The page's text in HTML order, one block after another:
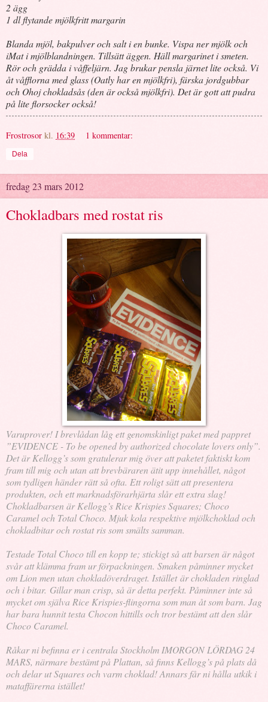
2 ägg
1 dl flytande mjölkfritt margarin
Blanda mjöl, bakpulver och salt i en bunke. Vispa ner mjölk och
iMat i mjölblandningen. Tillsätt äggen. Häll margarinet i smeten.
Rör och grädda i våffeljärn. Jag brukar pensla järnet lite också. Vi
åt våfflorna med glass (Oatly har en mjölkfri), färska jordgubbar
och Ohoj chokladsås (den är också mjölkfri). Det är gott att pudra
på lite florsocker också!
Frostrosor kl. 16:39 1 kommentar:
Dela
fredag 23 mars 2012
Chokladbars med rostat ris
Varuprover! I brevlådan låg ett genomskinligt paket med pappret
”EVIDENCE - To be opened by authorized chocolate lovers only”.
Det är Kellogg’s som gratulerar mig över att paketet faktiskt kom
fram till mig och utan att brevbäraren ätit upp innehållet, något
som tydligen händer rätt så ofta. Ett roligt sätt att presentera
produkten, och ett marknadsförarhjärta slår ett extra slag!
Chokladbarsen är Kellogg’s Rice Krispies Squares; Choco
Caramel och Total Choco. Mjuk kola respektive mjölkchoklad och
chokladbitar och rostat ris som smälts samman.
Testade Total Choco till en kopp te; stickigt så att barsen är något
svår att klämma fram ur förpackningen. Smaken påminner mycket
om Lion men utan chokladöverdraget. Istället är chokladen ringlad
och i bitar. Gillar man crisp, så är detta perfekt. Påminner inte så
mycket om själva Rice Krispies-flingorna som man åt som barn. Jag
har bara hunnit testa Chocon hittills och tror bestämt att den slår
Choco Caramel.
Råkar ni befinna er i centrala Stockholm IMORGON LÖRDAG 24
MARS, närmare bestämt på Plattan, så finns Kellogg’s på plats då
och delar ut Squares och varm choklad! Annars får ni hålla utkik i
mataffärerna istället!